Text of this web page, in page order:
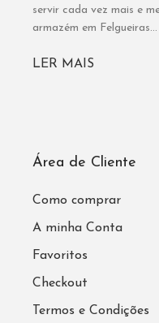
servir cada vez mais e
armazém em Felgueiras...
LER MAIS
Área de Cliente
Como comprar
A minha Conta
Favoritos
Checkout
Termos e Condições